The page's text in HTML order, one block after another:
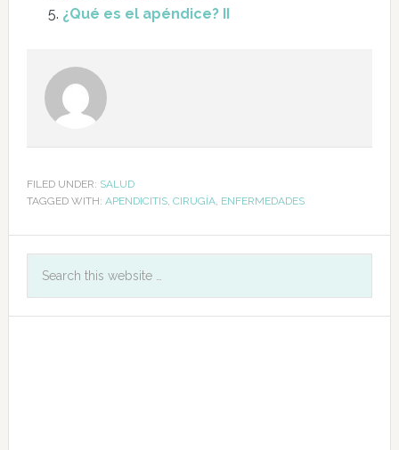
¿Qué es el apéndice? II
FILED UNDER: SALUD
TAGGED WITH: APENDICITIS, CIRUGÍA, ENFERMEDADES